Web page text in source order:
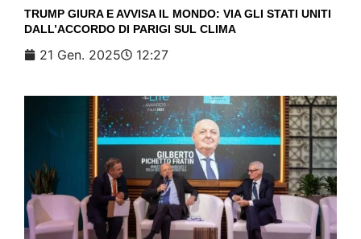
TRUMP GIURA E AVVISA IL MONDO: VIA GLI STATI UNITI
DALL’ACCORDO DI PARIGI SUL CLIMA
21 Gen. 2025 12:27